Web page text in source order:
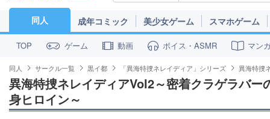
同人 成年コミック 美少女ゲーム スマホゲーム
TOP ゲーム 動画 ボイス・ASMR マン
同人 サークル一覧 黒イ都 「異海特捜ネレイディア」シリーズ 異海特捜
異海特捜ネレイディアVol2～密着クラゲラバー
身ヒロイン～